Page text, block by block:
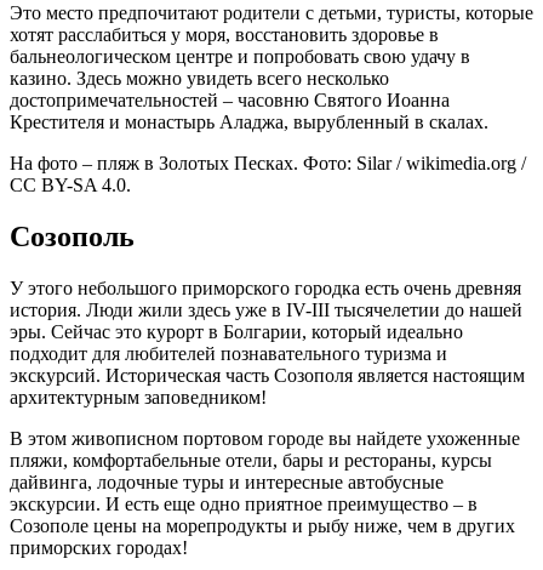
Это место предпочитают родители с детьми, туристы, которые
хотят расслабиться у моря, восстановить здоровье в
бальнеологическом центре и попробовать свою удачу в
казино. Здесь можно увидеть всего несколько
достопримечательностей – часовню Святого Иоанна
Крестителя и монастырь Аладжа, вырубленный в скалах.
На фото – пляж в Золотых Песках. Фото: Silar / wikimedia.org /
CC BY-SA 4.0.
Созополь
У этого небольшого приморского городка есть очень древняя
история. Люди жили здесь уже в IV-III тысячелетии до нашей
эры. Сейчас это курорт в Болгарии, который идеально
подходит для любителей познавательного туризма и
экскурсий. Историческая часть Созополя является настоящим
архитектурным заповедником!
В этом живописном портовом городе вы найдете ухоженные
пляжи, комфортабельные отели, бары и рестораны, курсы
дайвинга, лодочные туры и интересные автобусные
экскурсии. И есть еще одно приятное преимущество – в
Созополе цены на морепродукты и рыбу ниже, чем в других
приморских городах!